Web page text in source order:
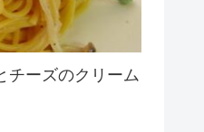
ーズのクリーム